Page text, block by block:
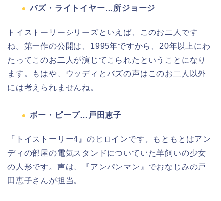
バズ・ライトイヤー…所ジョージ
トイストーリーシリーズといえば、このお二人です
ね。第一作の公開は、1995年ですから、20年以上にわ
たってこのお二人が演じてこられたということになり
ます。もはや、ウッディとバズの声はこのお二人以外
には考えられませんね。
ボー・ピープ…戸田恵子
『トイストーリー4』のヒロインです。もともとはアン
ディの部屋の電気スタンドについていた羊飼いの少女
の人形です。声は、『アンパンマン』でおなじみの戸
田恵子さんが担当。